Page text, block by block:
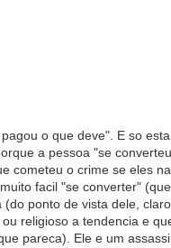
o que deve". E so
a pessoa "se
cometeu o crime se eles
facil "se converter"
ponto de vista dele,
religioso a tendencia e
pareca). Ele e um